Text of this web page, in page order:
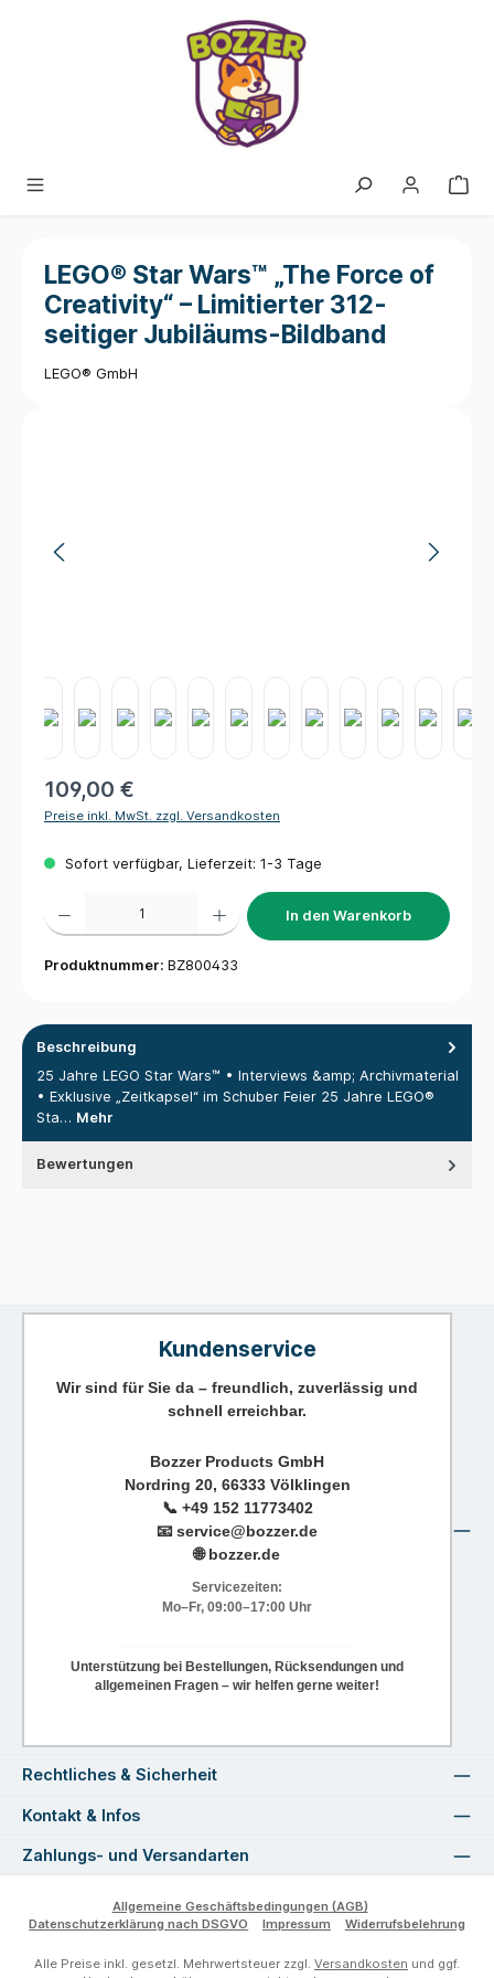
LEGO® Star Wars™ „The Force of
Creativity“ – Limitierter 312-
seitiger Jubiläums-Bildband
LEGO® GmbH
109,00 €
Preise inkl. MwSt. zzgl. Versandkosten
Sofort verfügbar, Lieferzeit: 1-3 Tage
Produkt Anzahl: Gib den gewünschten Wert ein oder benutze die Schaltflächen um die
In den Warenkorb
Produktnummer: BZ800433
Beschreibung
25 Jahre LEGO Star Wars™ • Interviews &amp; Archivmaterial
• Exklusive „Zeitkapsel“ im Schuber Feier 25 Jahre LEGO®
Sta… Mehr
Bewertungen
Kundenservice
Wir sind für Sie da – freundlich, zuverlässig und
schnell erreichbar.
Bozzer Products GmbH
Nordring 20, 66333 Völklingen
📞 +49 152 11773402
📧service@bozzer.de
🌐 bozzer.de
Servicezeiten:
Mo–Fr, 09:00–17:00 Uhr
Unterstützung bei Bestellungen, Rücksendungen und
allgemeinen Fragen – wir helfen gerne weiter!
Rechtliches & Sicherheit
Kontakt & Infos
Zahlungs- und Versandarten
Allgemeine Geschäftsbedingungen (AGB)
Datenschutzerklärung nach DSGVO
Impressum Widerrufsbelehrung
Alle Preise inkl. gesetzl. Mehrwertsteuer zzgl. Versandkosten und ggf.